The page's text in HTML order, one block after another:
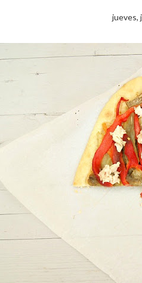
jueves,